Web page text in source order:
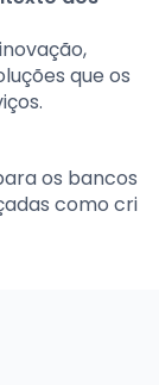
que os
os bancos
como cri